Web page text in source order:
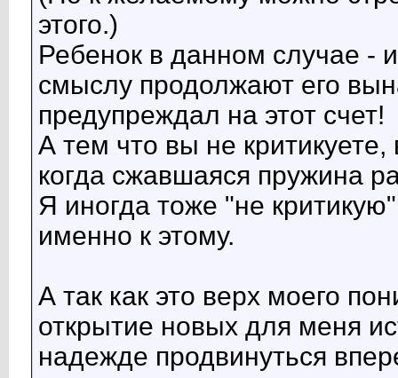
этого.)
Ребенок в данном случае -
смыслу продолжают его
предупреждал на этот счет!
А тем что вы не
когда сжавшаяся пружина
Я иногда тоже "не
именно к этому.
А так как это верх моего
открытие новых для меня
надежде продвинуться